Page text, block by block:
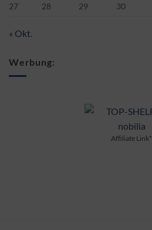
27
28 29 30
« Okt.
Werbung:
Affiliate Link*